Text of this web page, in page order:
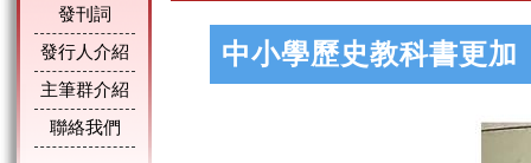
發刊詞
發行人介紹
主筆群介紹
聯絡我們
中小學歷史教科書更加